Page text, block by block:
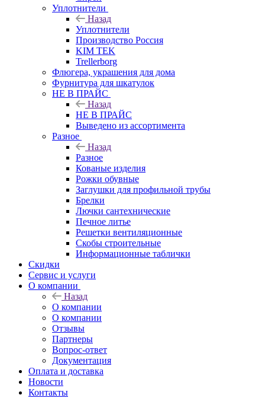
Уплотнители
Назад
Уплотнители
Производство Россия
KIM TEK
Trellerborg
Флюгера, украшения для дома
Фурнитура для шкатулок
НЕ В ПРАЙС
Назад
НЕ В ПРАЙС
Выведено из ассортимента
Разное
Назад
Разное
Кованые изделия
Рожки обувные
Заглушки для профильной трубы
Брелки
Лючки сантехнические
Печное литье
Решетки вентиляционные
Скобы строительные
Информационные таблички
Скидки
Сервис и услуги
О компании
Назад
О компании
О компании
Отзывы
Партнеры
Вопрос-ответ
Документация
Оплата и доставка
Новости
Контакты